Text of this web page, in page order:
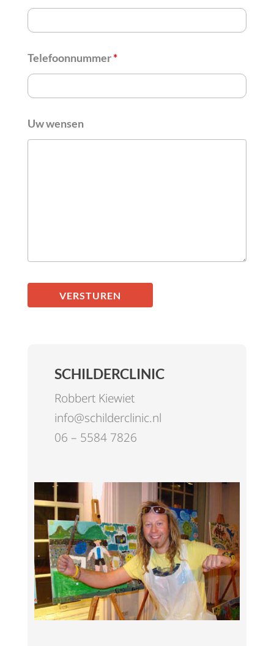
Telefoonnummer*
Uw wensen
SCHILDERCLINIC
Robbert Kiewiet
info@schilderclinic.nl
06 – 5584 7826